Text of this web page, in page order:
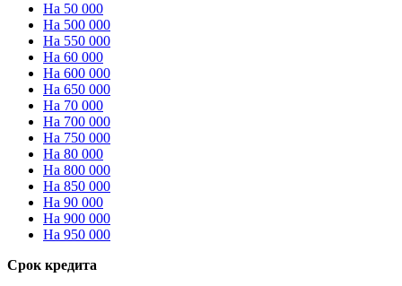
На 50 000
На 500 000
На 550 000
На 60 000
На 600 000
На 650 000
На 70 000
На 700 000
На 750 000
На 80 000
На 800 000
На 850 000
На 90 000
На 900 000
На 950 000
Срок кредита